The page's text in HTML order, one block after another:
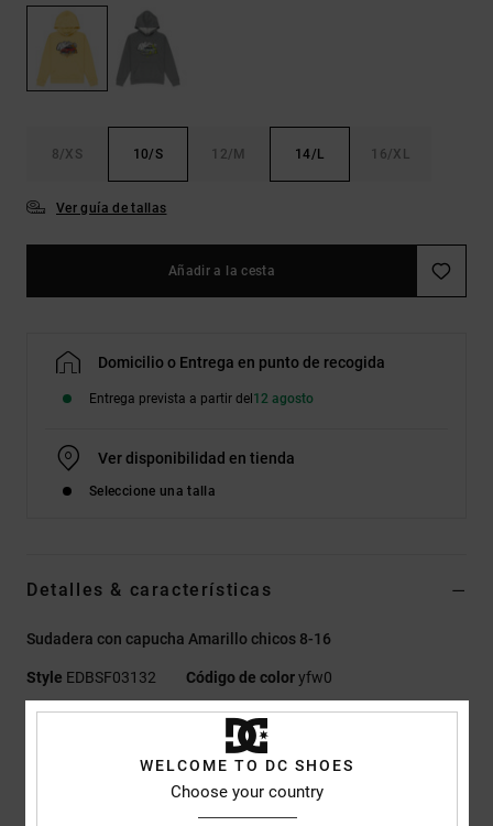
las
preguntas
más
formulario
8/XS 10/S 12/M 14/L 16/XL
Ver guía de tallas
Añadir a la cesta
Domicilio o Entrega en punto de recogida
Entrega prevista a partir del12 agosto
Ver disponibilidad en tienda
Seleccione una talla
Detalles & características
Sudadera con capucha Amarillo chicos 8-16
Style EDBSF03132 Código de coloryfw0
terry francés con cara posterior semicepillada de
algodón de peso medio, algodón reciclado y poliéster reciclado
WELCOME TO DC SHOES
Choose your country